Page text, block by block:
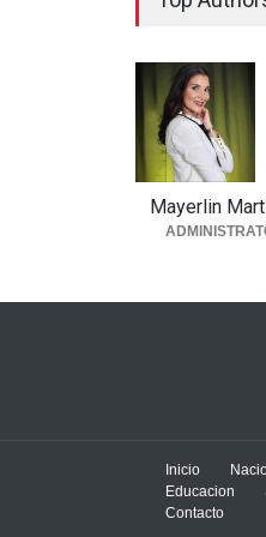
Mayerlin
Inicio
Educacion
Contacto